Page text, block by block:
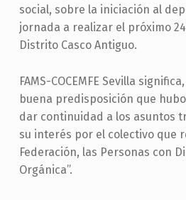
social, sobre la iniciación al
jornada a realizar el próximo
Distrito Casco Antiguo.
FAMS-COCEMFE Sevilla
buena predisposición que
dar continuidad a los asuntos
su interés por el colectivo que
Federación, las Personas con
Orgánica”.